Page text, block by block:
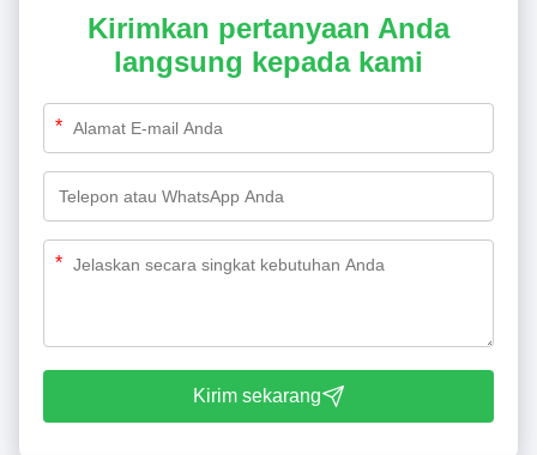
Kirimkan pertanyaan Anda
langsung kepada kami
*
*
Kirim sekarang